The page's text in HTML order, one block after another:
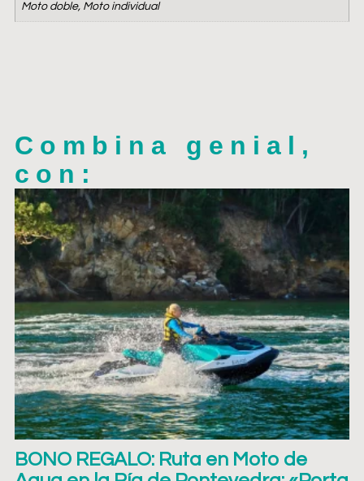
Moto doble, Moto individual
Combina genial,
con:
BONO REGALO: Ruta en Moto de